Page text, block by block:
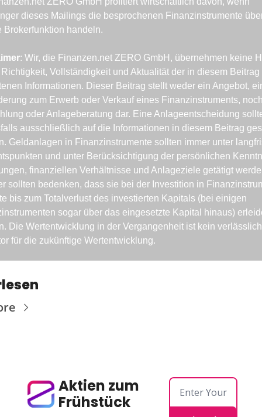
dieses Mailings die besprochenen Finanzinstrumente
Brokerfunktion handeln.
: Wir, die Finanzen.net ZERO GmbH, übernehmen keine
Vollständigkeit und Aktualität der in diesem Beitrag
Informationen. Dieser Beitrag stellt weder ein Angebot,
zum Erwerb oder Verkauf eines Finanzinstruments,
oder Anlageberatung dar. Eine Anlageentscheidung
ausschließlich auf die Informationen in diesem Beitrag
Geldanlagen in Finanzinstrumente sollten immer unter
und unter Berücksichtigung der persönlichen
finanziellen Verhältnisse und Anlageziele getätigt
sollten bedenken, dass sie bei der Investition in
bis zum Totalverlust des investierten Kapitals (bei einigen
sogar über das eingesetzte Kapital hinaus)
Die Wertentwicklung in der Vergangenheit ist kein
für die zukünftige Wertentwicklung.
Aktien zum
Frühstück